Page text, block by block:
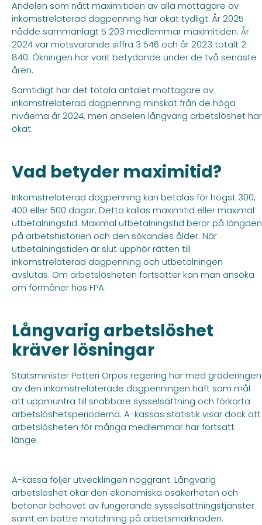
Andelen som nått maximitiden av alla mottagare av
inkomstrelaterad dagpenning har ökat tydligt. År 2025
nådde sammanlagt 5 203 medlemmar maximitiden. År
2024 var motsvarande siffra 3 546 och år 2023 totalt 2
840. Ökningen har varit betydande under de två senaste
åren.
Samtidigt har det totala antalet mottagare av
inkomstrelaterad dagpenning minskat från de höga
nivåerna år 2024, men andelen långvarig arbetslöshet har
ökat.
Vad betyder maximitid?
Inkomstrelaterad dagpenning kan betalas för högst 300,
400 eller 500 dagar. Detta kallas maximitid eller maximal
utbetalningstid. Maximal utbetalningstid beror på längden
på arbetshistorien och den sökandes ålder. När
utbetalningstiden är slut upphör rätten till
inkomstrelaterad dagpenning och utbetalningen
avslutas. Om arbetslösheten fortsätter kan man ansöka
om förmåner hos FPA.
Långvarig arbetslöshet
kräver lösningar
Statsminister Petteri Orpos regering har med graderingen
av den inkomstrelaterade dagpenningen haft som mål
att uppmuntra till snabbare sysselsättning och förkorta
arbetslöshetsperioderna. A-kassas statistik visar dock att
arbetslösheten för många medlemmar har fortsatt
länge.
A-kassa följer utvecklingen noggrant. Långvarig
arbetslöshet ökar den ekonomiska osäkerheten och
betonar behovet av fungerande sysselsättningstjänster
samt en bättre matchning på arbetsmarknaden.